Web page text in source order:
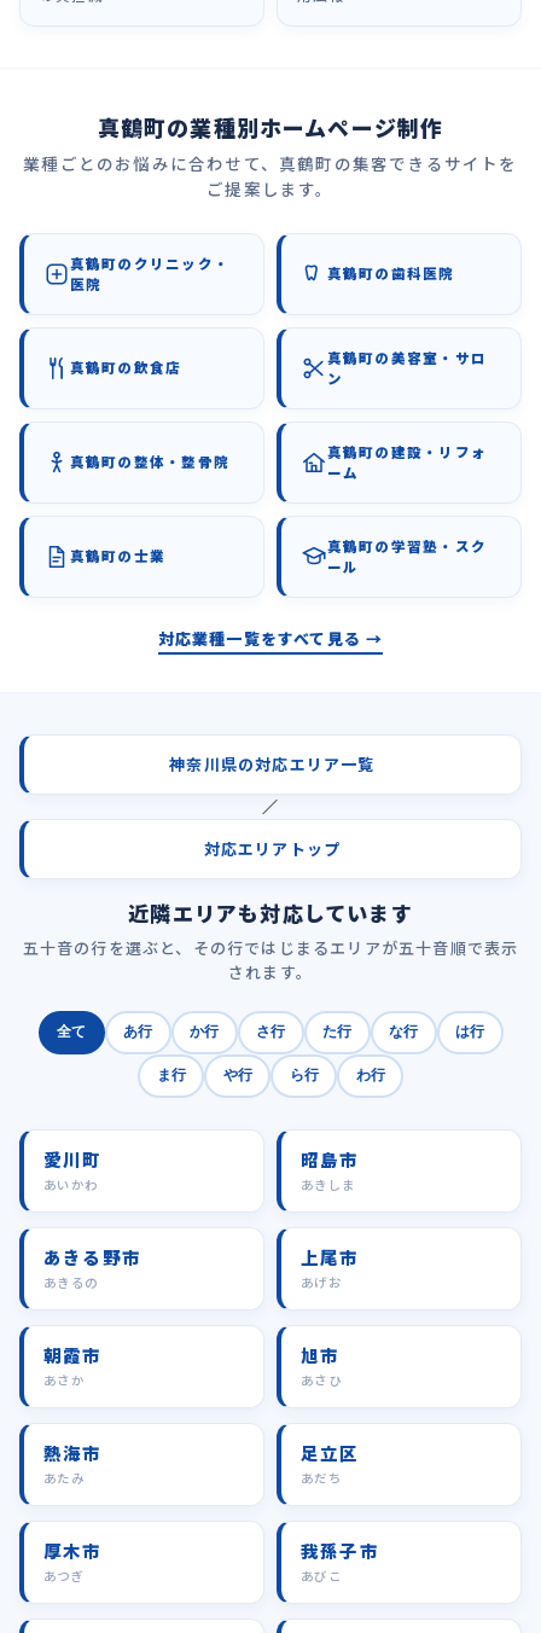
真鶴町の業種別ホームページ制作
業種ごとのお悩みに合わせて、真鶴町の集客できるサイトを
ご提案します。
真鶴町のクリニック・
医院
真鶴町の歯科医院
真鶴町の飲食店
真鶴町の美容室・サロ
ン
真鶴町の整体・整骨院
真鶴町の建設・リフォ
ーム
真鶴町の士業
真鶴町の学習塾・スク
ール
対応業種一覧をすべて見る →
神奈川県の対応エリア一覧
／
対応エリアトップ
近隣エリアも対応しています
五十音の行を選ぶと、その行ではじまるエリアが五十音順で表示
されます。
全て あ行 か行 さ行 た行 な行 は行
ま行 や行 ら行 わ行
愛川町
あいかわ
昭島市
あきしま
あきる野市
あきるの
上尾市
あげお
朝霞市
あさか
旭市
あさひ
熱海市
あたみ
足立区
あだち
厚木市
あつぎ
我孫子市
あびこ